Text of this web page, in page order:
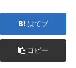
はてブ
コピー